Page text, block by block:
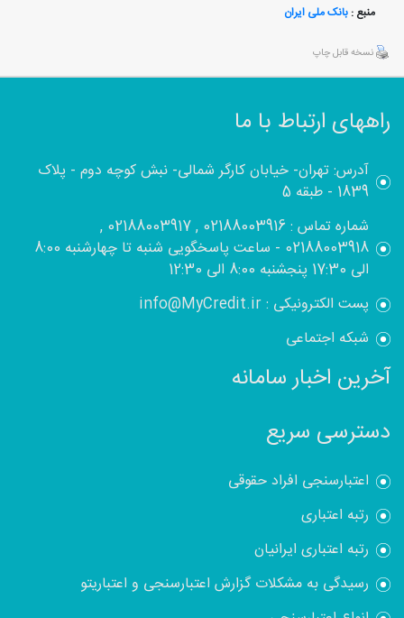
منبع : بانک ملی ایران
نسخه قابل چاپ
راههای ارتباط با ما
آدرس: تهران- خیابان کارگر شمالی- نبش کوچه دوم - پلاک
1839 - طبقه 5
شماره تماس : 02188003916 , 02188003917 ,
02188003918 - ساعت پاسخگویی شنبه تا چهارشنبه 8:00
الی 17:30 پنجشنبه 8:00 الی 12:30
پست الکترونیکی : info@MyCredit.ir
شبکه اجتماعی
آخرین اخبار سامانه
دسترسی سریع
اعتبارسنجی افراد حقوقی
رتبه اعتباری
رتبه اعتباری ایرانیان
رسیدگی به مشکلات گزارش اعتبارسنجی و اعتباریتو